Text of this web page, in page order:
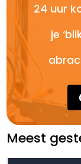
24 uur
je
Meest